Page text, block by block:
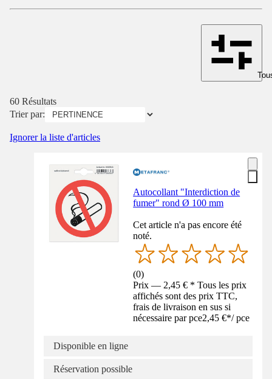
60 Résultats
Trier par:
Ignorer la liste d'articles
Autocollant "Interdiction de
fumer" rond Ø 100 mm
Cet article n'a pas encore été
noté.
(0)
Prix — 2,45 € * Tous les prix
affichés sont des prix TTC,
frais de livraison en sus si
nécessaire par pce2,45 €*/ pce
Disponible en ligne
Réservation possible